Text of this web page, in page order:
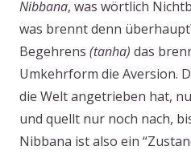
Nibbana, was wörtlich
was brennt denn
Begehrens (tanha) das
Umkehrform die Aversion.
die Welt angetrieben hat,
und quellt nur noch nach,
Nibbana ist also ein